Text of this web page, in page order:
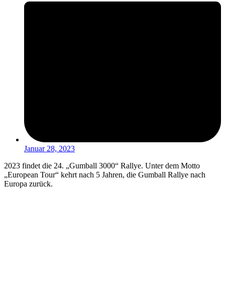
Januar 28, 2023
2023 findet die 24. „Gumball 3000“ Rallye. Unter dem Motto
„European Tour“ kehrt nach 5 Jahren, die Gumball Rallye nach
Europa zurück.